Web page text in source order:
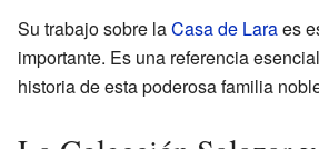
Su trabajo sobre laCasa de Laraes
importante. Es una referencia
historia de esta poderosa familia